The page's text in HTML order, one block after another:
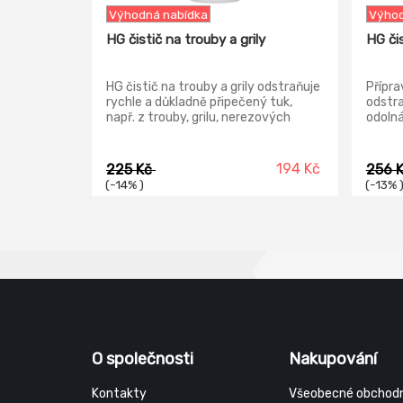
Výhodná nabídka
HG čistič na trouby a grily
HG čistič na trouby a grily odstraňuje
rychle a důkladně připečený tuk,
např. z trouby, grilu, nerezových
225 Kč
(-14% )
194 Kč
HG
Mimo
256
(-13% )
O společnosti
Kontakty
Nakupování
Všeobecné